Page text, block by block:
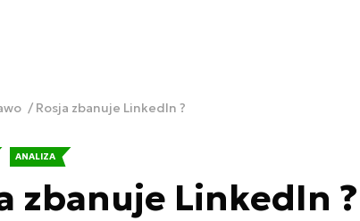
Rosja zbanuje LinkedIn ?
ANALIZA
zbanuje LinkedIn ?